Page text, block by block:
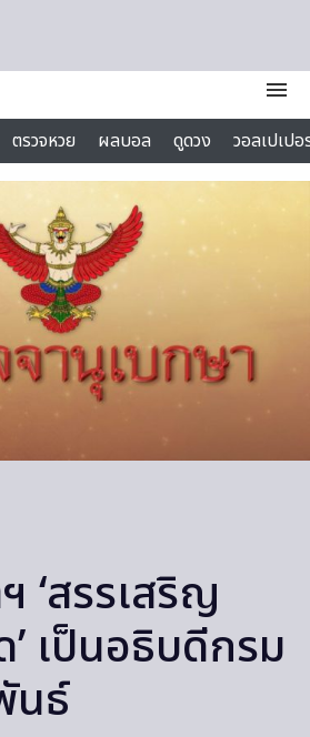
menu
ตรวจหวย ผลบอล ดูดวง
วอลเปเป
‘สรรเสริญ
เป็นอธิบดีกรม
นธ์